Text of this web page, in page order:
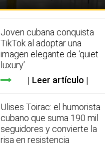
Joven cubana conquista
TikTok al adoptar una
imagen elegante de ‘quiet
luxury’
Leer artículo
Ulises Toirac: el humorista
cubano que suma 190 mil
seguidores y convierte la
risa en resistencia